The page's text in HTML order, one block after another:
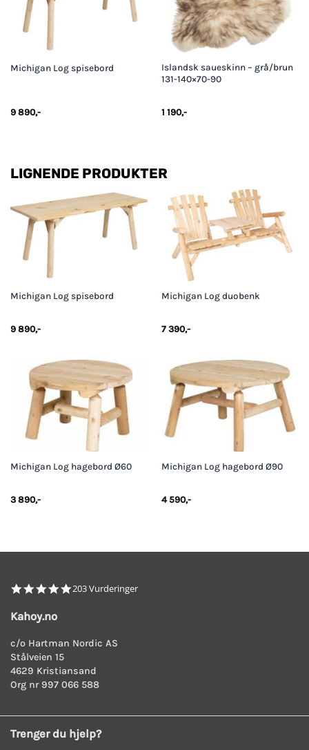
Michigan Log spisebord
9 890,-
Islandsk saueskinn – grå/brun
131-140×70-90
1 190,-
LIGNENDE PRODUKTER
Michigan Log spisebord
9 890,-
Michigan Log duobenk
7 390,-
Michigan Log hagebord Ø60
3 890,-
Michigan Log hagebord Ø90
4 590,-
4.8
203 Vurderinger
Kahoy.no
c/o Hartman Nordic AS
Stålveien 15
4629 Kristiansand
Org nr 997 066 588
Trenger du hjelp?